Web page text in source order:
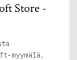
Store -
myymälä,